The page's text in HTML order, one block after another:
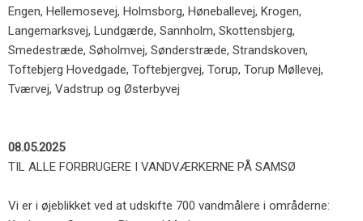
Engen, Hellemosevej, Holmsborg, Høneballevej, Krogen,
Langemarksvej, Lundgærde, Sannholm, Skottensbjerg,
Smedestræde, Søholmvej, Sønderstræde, Strandskoven,
Toftebjerg Hovedgade, Toftebjergvej, Torup, Torup Møllevej,
Tværvej, Vadstrup og Østerbyvej
08.05.2025
TIL ALLE FORBRUGERE I VANDVÆRKERNE PÅ SAMSØ
Vi er i øjeblikket ved at udskifte 700 vandmålere i områderne: